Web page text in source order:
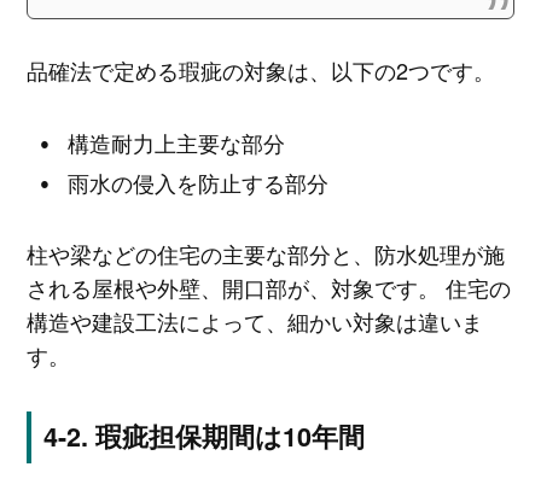
品確法で定める瑕疵の対象は、以下の2つです。
構造耐力上主要な部分
雨水の侵入を防止する部分
柱や梁などの住宅の主要な部分と、防水処理が施
される屋根や外壁、開口部が、対象です。 住宅の
構造や建設工法によって、細かい対象は違いま
す。
瑕疵担保期間は10年間